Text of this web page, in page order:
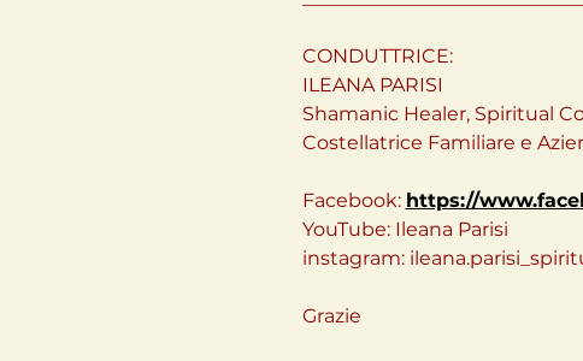
CONDUTTRICE:
ILEANA PARISI
Shamanic Healer, Spiritual
Costellatrice Familiare e
Facebook: https://
YouTube: Ileana Parisi
instagram:
Grazie